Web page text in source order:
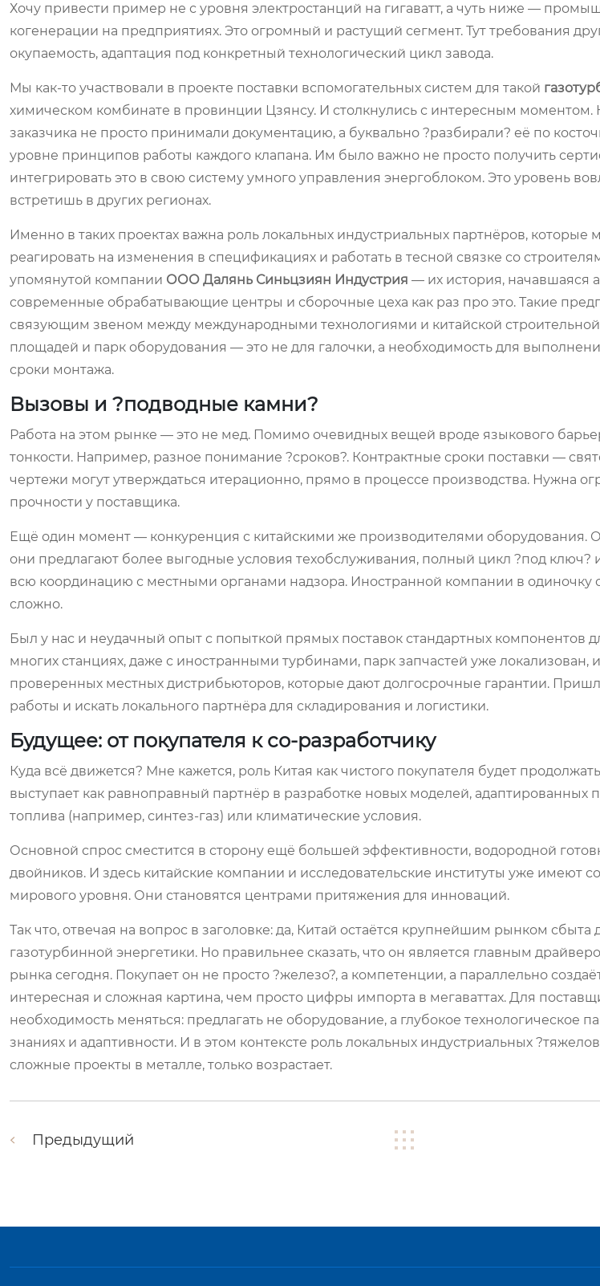
Хочу привести пример не с уровня электростанций на гигаватт, а чуть ниже —
когенерации на предприятиях. Это огромный и растущий сегмент. Тут требования
окупаемость, адаптация под конкретный технологический цикл завода.
Мы как-то участвовали в проекте поставки вспомогательных систем для такой
химическом комбинате в провинции Цзянсу. И столкнулись с интересным моментом.
заказчика не просто принимали документацию, а буквально ?разбирали? её по
уровне принципов работы каждого клапана. Им было важно не просто получить
интегрировать это в свою систему умного управления энергоблоком. Это уровень
встретишь в других регионах.
Именно в таких проектах важна роль локальных индустриальных партнёров, которые
реагировать на изменения в спецификациях и работать в тесной связке со
упомянутой компании ООО Далянь Синьцзиян Индустрия — их история, начавшаяся
современные обрабатывающие центры и сборочные цеха как раз про это. Такие
связующим звеном между международными технологиями и китайской
площадей и парк оборудования — это не для галочки, а необходимость для
сроки монтажа.
Вызовы и ?подводные камни?
Работа на этом рынке — это не мед. Помимо очевидных вещей вроде языкового
тонкости. Например, разное понимание ?сроков?. Контрактные сроки поставки —
чертежи могут утверждаться итерационно, прямо в процессе производства. Нужна
прочности у поставщика.
Ещё один момент — конкуренция с китайскими же производителями оборудования.
они предлагают более выгодные условия техобслуживания, полный цикл ?под ключ?
всю координацию с местными органами надзора. Иностранной компании в одиночку
сложно.
Был у нас и неудачный опыт с попыткой прямых поставок стандартных компонентов
многих станциях, даже с иностранными турбинами, парк запчастей уже
проверенных местных дистрибьюторов, которые дают долгосрочные гарантии.
работы и искать локального партнёра для складирования и логистики.
Будущее: от покупателя к со-разработчику
Куда всё движется? Мне кажется, роль Китая как чистого покупателя будет
выступает как равноправный партнёр в разработке новых моделей, адаптированных
топлива (например, синтез-газ) или климатические условия.
Основной спрос сместится в сторону ещё большей эффективности, водородной
двойников. И здесь китайские компании и исследовательские институты уже имеют
мирового уровня. Они становятся центрами притяжения для инноваций.
Так что, отвечая на вопрос в заголовке: да, Китай остаётся крупнейшим рынком сбыта
газотурбинной энергетики. Но правильнее сказать, что он является главным
рынка сегодня. Покупает он не просто ?железо?, а компетенции, а параллельно
интересная и сложная картина, чем просто цифры импорта в мегаваттах. Для
необходимость меняться: предлагать не оборудование, а глубокое технологическое
знаниях и адаптивности. И в этом контексте роль локальных индустриальных
сложные проекты в металле, только возрастает.
Предыдущий